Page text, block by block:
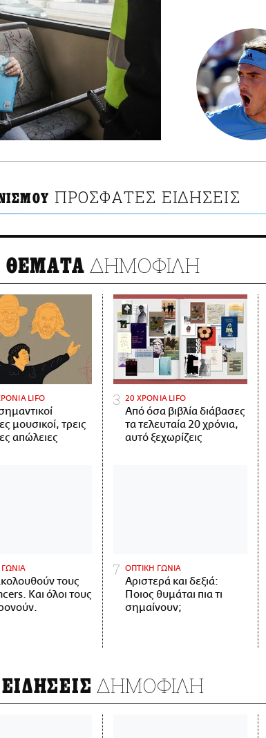
ΠΡΟΣΦΑΤΕΣ ΕΙΔΗΣΕΙΣ
ΘΕΜΑΤΑ ΔΗΜΟΦΙΛΗ
LIFO
μουσικοί, τρεις
απώλειες
20 ΧΡΟΝΙΑ LIFO
Από όσα βιβλία διάβασες
τα τελευταία 20 χρόνια,
αυτό ξεχωρίζεις
τους
Και όλοι τους
ΟΠΤΙΚΗ ΓΩΝΙΑ
Αριστερά και δεξιά:
Ποιος θυμάται πια τι
σημαίνουν;
ΕΙΔΗΣΕΙΣ ΔΗΜΟΦΙΛΗ